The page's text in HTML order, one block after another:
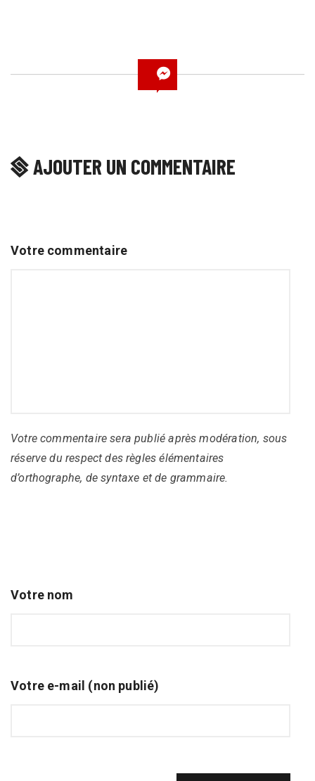
AJOUTER UN COMMENTAIRE
Votre commentaire
Votre commentaire sera publié après modération, sous
réserve du respect des règles élémentaires
d’orthographe, de syntaxe et de grammaire.
Votre nom
Votre e-mail (non publié)